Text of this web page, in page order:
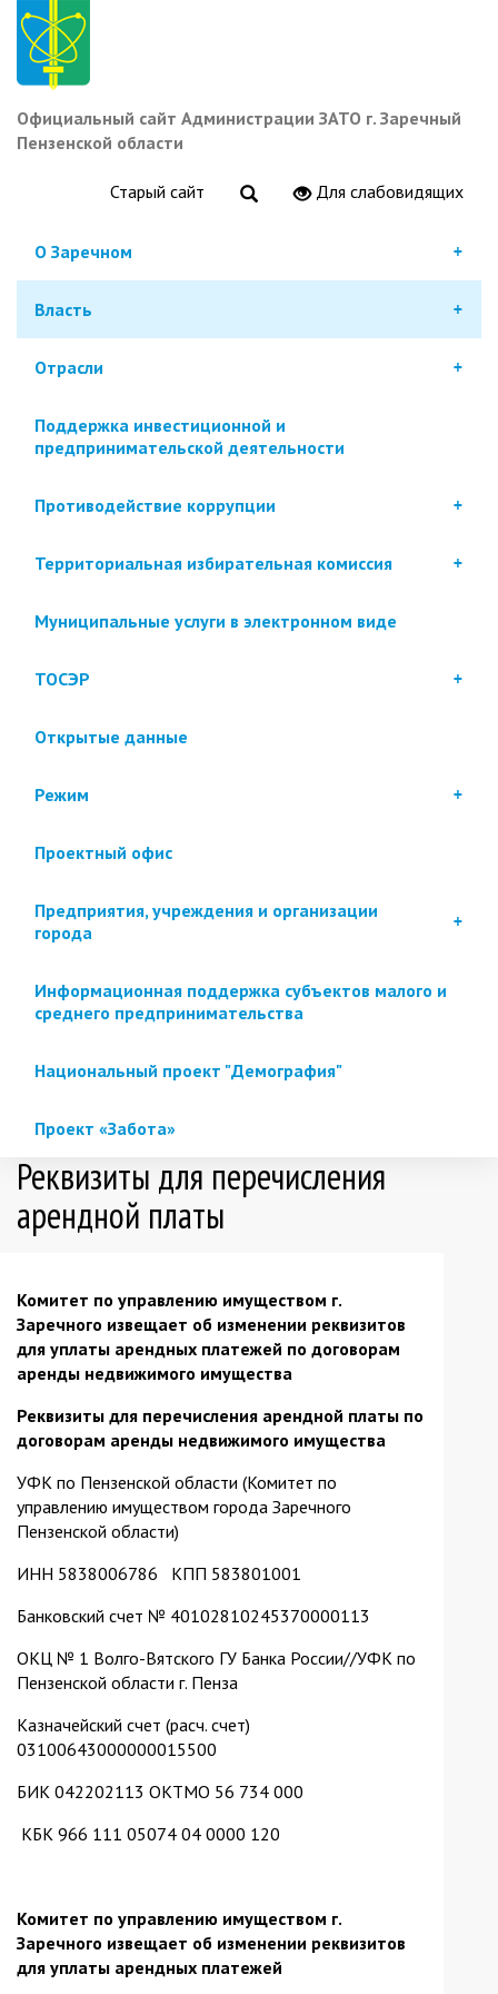
Перейти
основному
содержанию
Официальный сайт Администрации ЗАТО г. Заречный
Пензенской области
Старый сайт Для слабовидящих
О Заречном
Власть
Отрасли
Поддержка инвестиционной и
предпринимательской деятельности
Противодействие коррупции
Территориальная избирательная комиссия
Муниципальные услуги в электронном виде
ТОСЭР
Открытые данные
Режим
Проектный офис
Предприятия, учреждения и организации
города
Информационная поддержка субъектов малого и
среднего предпринимательства
Национальный проект "Демография"
Проект «Забота»
Реквизиты для перечисления
арендной платы
Комитет по управлению имуществом г.
Заречного извещает об изменении реквизитов
для уплаты арендных платежей по договорам
аренды недвижимого имущества
Реквизиты для перечисления арендной платы по
договорам аренды недвижимого имущества
УФК по Пензенской области (Комитет по
управлению имуществом города Заречного
Пензенской области)
ИНН 5838006786 КПП 583801001
Банковский счет № 40102810245370000113
ОКЦ № 1 Волго-Вятского ГУ Банка России//УФК по
Пензенской области г. Пенза
Казначейский счет (расч. счет)
03100643000000015500
БИК 042202113 ОКТМО 56 734 000
КБК 966 111 05074 04 0000 120
Комитет по управлению имуществом г.
Заречного извещает об изменении реквизитов
для уплаты арендных платежей